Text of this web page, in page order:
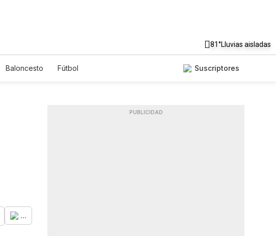
81°Lluvias aisladas
Baloncesto Fútbol Suscriptores
...
PUBLICIDAD